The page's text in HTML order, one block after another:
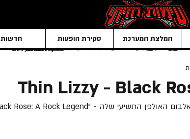
המלצת המערכת סקירת הופעות חדשות
Thin Lizzy - Black